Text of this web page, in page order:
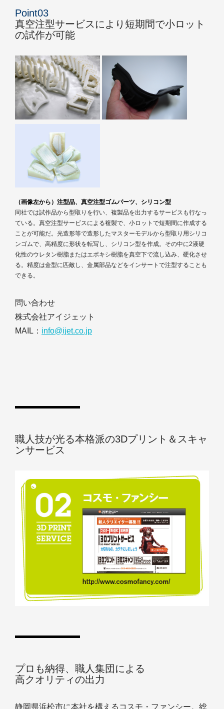
Point03
真空注型サービスにより短期間で小ロット
の試作が可能
（画像左から）注型品、真空注型ゴムパーツ、シリコン型
同社では試作品から型取りを行い、複製品を出力するサービスも行なっ
ている。真空注型サービスによる複製で、小ロットで短期間に作成する
ことが可能だ。光造形等で造形したマスターモデルから型取り用シリコ
ンゴムで、高精度に形状を転写し、シリコン型を作成。その中に2液硬
化性のウレタン樹脂またはエポキシ樹脂を真空下で流し込み、硬化させ
る。精度は金型に匹敵し、金属部品などをインサートで注型することも
できる。
問い合わせ
株式会社アイジェット
MAIL： info@ijet.co.jp
職人技が光る本格派の3Dプリント＆スキャ
ンサービス
プロも納得、職人集団による
高クオリティの出力
静岡県浜松市に本社を構えるコスモ・ファンシー。総